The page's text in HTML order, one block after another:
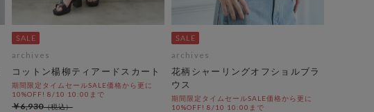
archives
コットン楊柳ティアードスカート
期間限定タイムセールSALE価格から更に
10%OFF! 8/10 10:00まで
￥6,930
archives
花柄シャーリングオフショルブラ
ウス
期間限定タイムセールSALE価格から更に
10%OFF! 8/10 10:00まで